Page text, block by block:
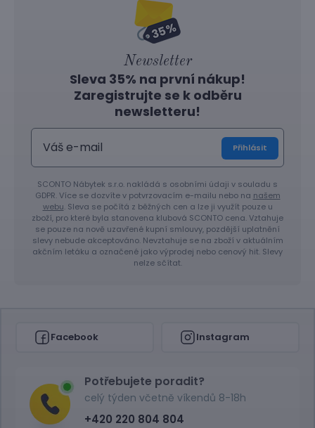
Newsletter
Sleva 35% na první nákup!
Zaregistrujte se k odběru
newsletteru!
Přihlásit
SCONTO Nábytek s.r.o. nakládá s osobními údaji v souladu s
GDPR. Více se dozvíte v potvrzovacím e-mailu nebo na našem
webu. Sleva se počítá z běžných cen a lze ji využít pouze u
zboží, pro které byla stanovena klubová SCONTO cena. Vztahuje
se pouze na nově uzavřené kupní smlouvy, pozdější uplatnění
slevy nebude akceptováno. Nevztahuje se na zboží v aktuálním
akčním letáku a označené jako výprodej nebo cenový hit. Slevy
nelze sčítat.
Facebook Instagram
Potřebujete poradit?
celý týden včetně víkendů 8-18h
+420 220 804 804